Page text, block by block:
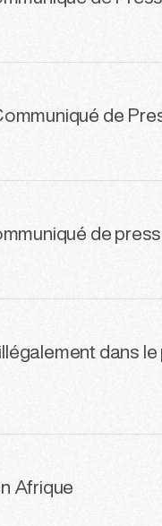
de
de
dans
Afrique